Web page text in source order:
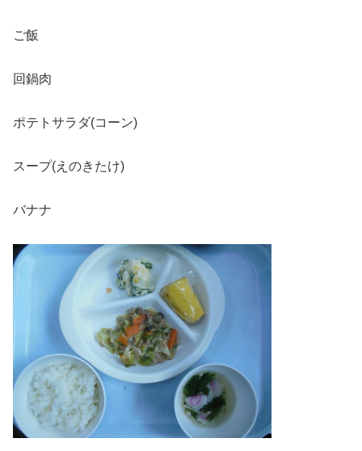
ご飯
回鍋肉
ポテトサラダ(コーン)
スープ(えのきたけ)
バナナ